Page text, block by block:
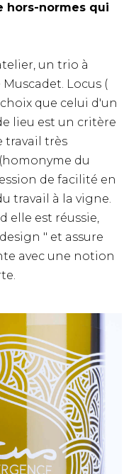
hors-normes qui
un trio à
Locus (
que celui d'un
lieu est un critère
travail très
du
de facilité en
travail à la vigne.
elle est réussie,
" et assure
avec une notion